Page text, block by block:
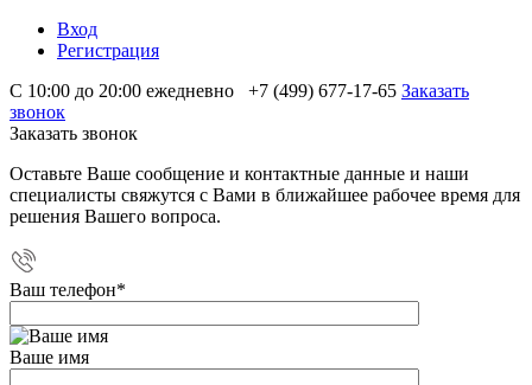
Вход
Регистрация
С 10:00 до 20:00 ежедневно
+7 (499) 677-17-65 Заказать
звонок
Заказать звонок
Оставьте Ваше сообщение и контактные данные и наши
специалисты свяжутся с Вами в ближайшее рабочее время для
решения Вашего вопроса.
Ваш телефон*
Ваше имя